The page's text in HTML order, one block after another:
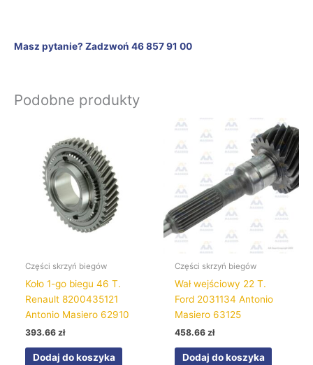
Masz pytanie? Zadzwoń 46 857 91 00
Podobne produkty
Części skrzyń biegów
Koło 1-go biegu 46 T.
Renault 8200435121
Antonio Masiero 62910
393.66zł
Dodaj do koszyka
Części skrzyń biegów
Wał wejściowy 22 T.
Ford 2031134 Antonio
Masiero 63125
458.66zł
Dodaj do koszyka